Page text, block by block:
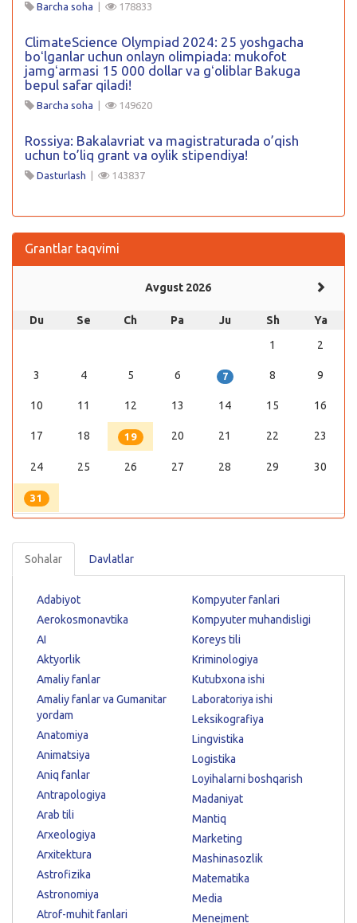
Barcha soha 178833
ClimateScience Olympiad 2024: 25 yoshgacha
boʻlganlar uchun onlayn olimpiada: mukofot
jamgʻarmasi 15 000 dollar va gʻoliblar Bakuga
bepul safar qiladi!
Barcha soha 149620
Rossiya: Bakalavriat va magistraturada o’qish
uchun to’liq grant va oylik stipendiya!
Dasturlash 143837
Grantlar taqvimi
Avgust 2026
Du Se Ch Pa Ju Sh
Ya
1
2
3 4 5 6 7 8 9
10 11 12 13 14 15 16
17 18 19 20 21 22 23
24 25 26 27 28 29 30
31
Sohalar Davlatlar
Adabiyot
Aerokosmonavtika
AI
Aktyorlik
Amaliy fanlar
Amaliy fanlar va Gumanitar
yordam
Anatomiya
Animatsiya
Aniq fanlar
Antrapologiya
Arab tili
Arxeologiya
Arxitektura
Astrofizika
Astronomiya
Atrof-muhit fanlari
Kompyuter fanlari
Kompyuter muhandisligi
Koreys tili
Kriminologiya
Kutubxona ishi
Laboratoriya ishi
Leksikografiya
Lingvistika
Logistika
Loyihalarni boshqarish
Madaniyat
Mantiq
Marketing
Mashinasozlik
Matematika
Media
Menejment